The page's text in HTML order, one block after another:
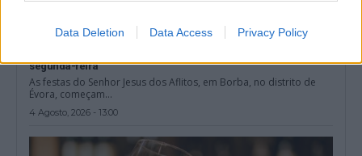
Data Deletion Data Access Privacy Policy
segunda-feira
As festas do Senhor Jesus dos Aflitos, em Borba, no distrito de
Évora, começam...
4 Agosto, 2026 - 13:00